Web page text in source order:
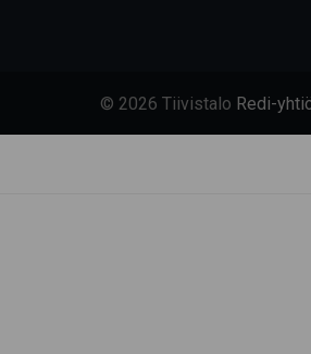
© 2026 Tiivistalo Redi-